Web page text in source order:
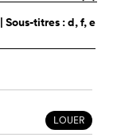
| Sous-titres : d, f, e
LOUER